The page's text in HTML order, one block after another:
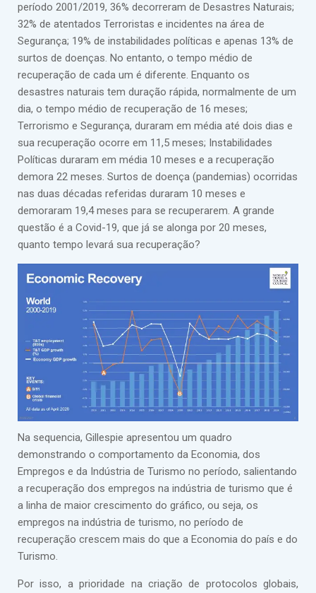
período 2001/2019, 36% decorreram de Desastres Naturais;
32% de atentados Terroristas e incidentes na área de
Segurança; 19% de instabilidades políticas e apenas 13% de
surtos de doenças. No entanto, o tempo médio de
recuperação de cada um é diferente. Enquanto os
desastres naturais tem duração rápida, normalmente de um
dia, o tempo médio de recuperação de 16 meses;
Terrorismo e Segurança, duraram em média até dois dias e
sua recuperação ocorre em 11,5 meses; Instabilidades
Políticas duraram em média 10 meses e a recuperação
demora 22 meses. Surtos de doença (pandemias) ocorridas
nas duas décadas referidas duraram 10 meses e
demoraram 19,4 meses para se recuperarem. A grande
questão é a Covid-19, que já se alonga por 20 meses,
quanto tempo levará sua recuperação?
Na sequencia, Gillespie apresentou um quadro
demonstrando o comportamento da Economia, dos
Empregos e da Indústria de Turismo no período, salientando
a recuperação dos empregos na indústria de turismo que é
a linha de maior crescimento do gráfico, ou seja, os
empregos na indústria de turismo, no período de
recuperação crescem mais do que a Economia do país e do
Turismo.
Por isso, a prioridade na criação de protocolos globais,